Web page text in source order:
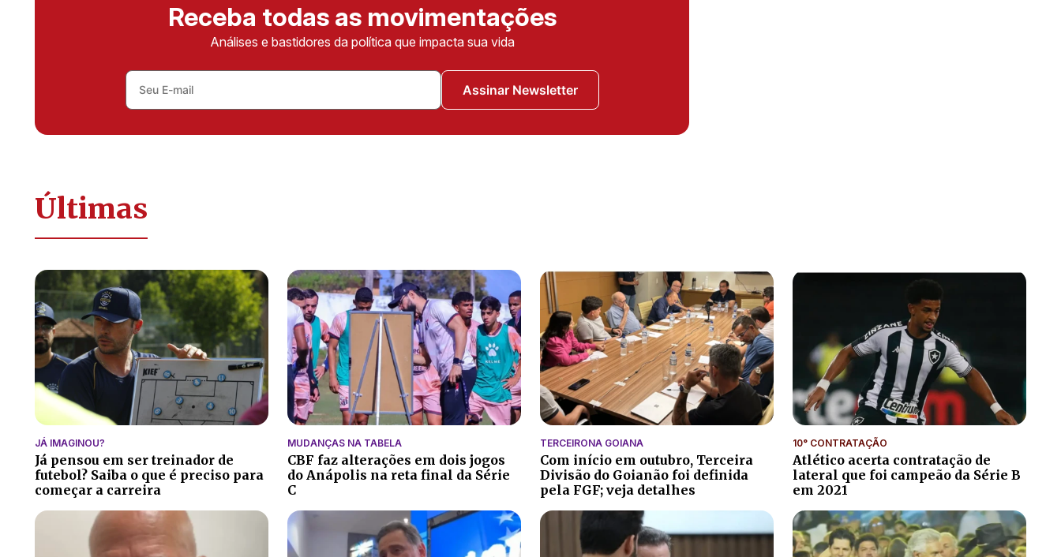
Receba todas as movimentações
Análises e bastidores da política que impacta sua vida
Assinar Newsletter
Últimas
JÁ IMAGINOU?
Já pensou em ser treinador de
futebol? Saiba o que é preciso para
começar a carreira
MUDANÇAS NA TABELA
CBF faz alterações em dois jogos
do Anápolis na reta final da Série
C
TERCEIRONA GOIANA
Com início em outubro, Terceira
Divisão do Goianão foi definida
pela FGF; veja detalhes
10° CONTRATAÇÃO
Atlético acerta contratação de
lateral que foi campeão da Série B
em 2021